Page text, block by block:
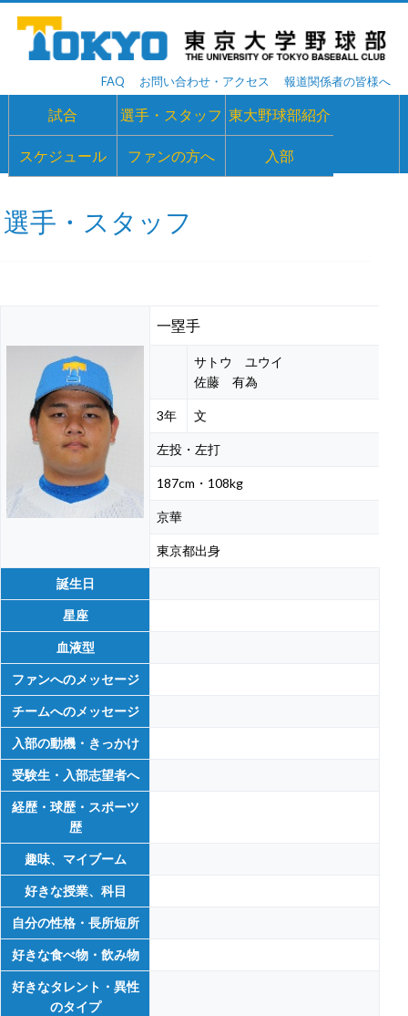
FAQ お問い合わせ・アクセス 報道関係者の皆様へ
試合 選手・スタッフ 東大野球部紹介
スケジュール ファンの方へ 入部
選手・スタッフ
一塁手
サトウ ユウイ
佐藤 有為
3年 文
左投・左打
187cm・108kg
京華
東京都出身
誕生日
星座
血液型
ファンへのメッセージ
チームへのメッセージ
入部の動機・きっかけ
受験生・入部志望者へ
経歴・球歴・スポーツ
歴
趣味、マイブーム
好きな授業、科目
自分の性格・長所短所
好きな食べ物・飲み物
好きなタレント・異性
のタイプ